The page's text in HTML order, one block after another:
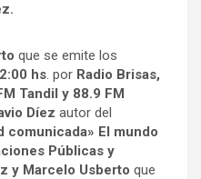
que se emite los
hs. por Radio Brisas,
Tandil y 88.9 FM
Díez autor del
comunicada» El mundo
Públicas y
y Marcelo Usberto que